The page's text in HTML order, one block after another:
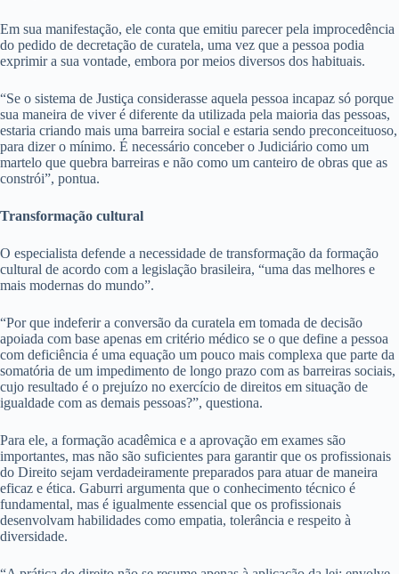
Em sua manifestação, ele conta que emitiu parecer pela improcedência
do pedido de decretação de curatela, uma vez que a pessoa podia
exprimir a sua vontade, embora por meios diversos dos habituais.
“Se o sistema de Justiça considerasse aquela pessoa incapaz só porque
sua maneira de viver é diferente da utilizada pela maioria das pessoas,
estaria criando mais uma barreira social e estaria sendo preconceituoso,
para dizer o mínimo. É necessário conceber o Judiciário como um
martelo que quebra barreiras e não como um canteiro de obras que as
constrói”, pontua.
Transformação cultural
O especialista defende a necessidade de transformação da formação
cultural de acordo com a legislação brasileira, “uma das melhores e
mais modernas do mundo”.
“Por que indeferir a conversão da curatela em tomada de decisão
apoiada com base apenas em critério médico se o que define a pessoa
com deficiência é uma equação um pouco mais complexa que parte da
somatória de um impedimento de longo prazo com as barreiras sociais,
cujo resultado é o prejuízo no exercício de direitos em situação de
igualdade com as demais pessoas?”, questiona.
Para ele, a formação acadêmica e a aprovação em exames são
importantes, mas não são suficientes para garantir que os profissionais
do Direito sejam verdadeiramente preparados para atuar de maneira
eficaz e ética. Gaburri argumenta que o conhecimento técnico é
fundamental, mas é igualmente essencial que os profissionais
desenvolvam habilidades como empatia, tolerância e respeito à
diversidade.